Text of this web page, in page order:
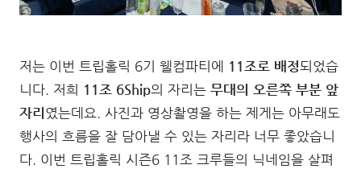
저는 이번 트립홀릭 6기 웰컴파티에 11조로 배정되었습
니다. 저희 11조 6Ship의 자리는 무대의 오른쪽 부분 앞
자리 였는데요. 사진과 영상촬영을 하는 제게는 아무래도
행사의 흐름을 잘 담아낼 수 있는 자리라 너무 좋았습니
다. 이번 트립홀릭 시즌6 11조 크루들의 닉네임을 살펴